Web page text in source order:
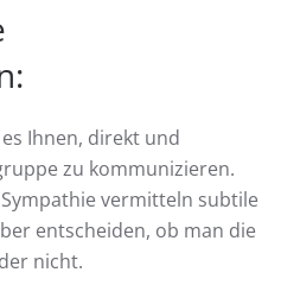
Ihnen, direkt und
zu kommunizieren.
vermitteln subtile
entscheiden, ob man die
nicht.